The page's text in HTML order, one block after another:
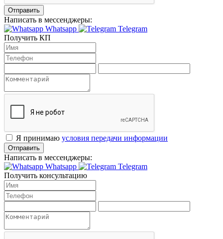
Отправить
Написать в мессенджеры:
Whatsapp
Telegram
Получить КП
Я принимаю условия передачи информации
Отправить
Написать в мессенджеры:
Whatsapp
Telegram
Получить консультацию